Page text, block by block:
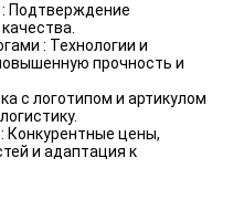
: Подтверждение
: Технологии и
прочность и
с логотипом и артикулом
Конкурентные цены,
и адаптация к